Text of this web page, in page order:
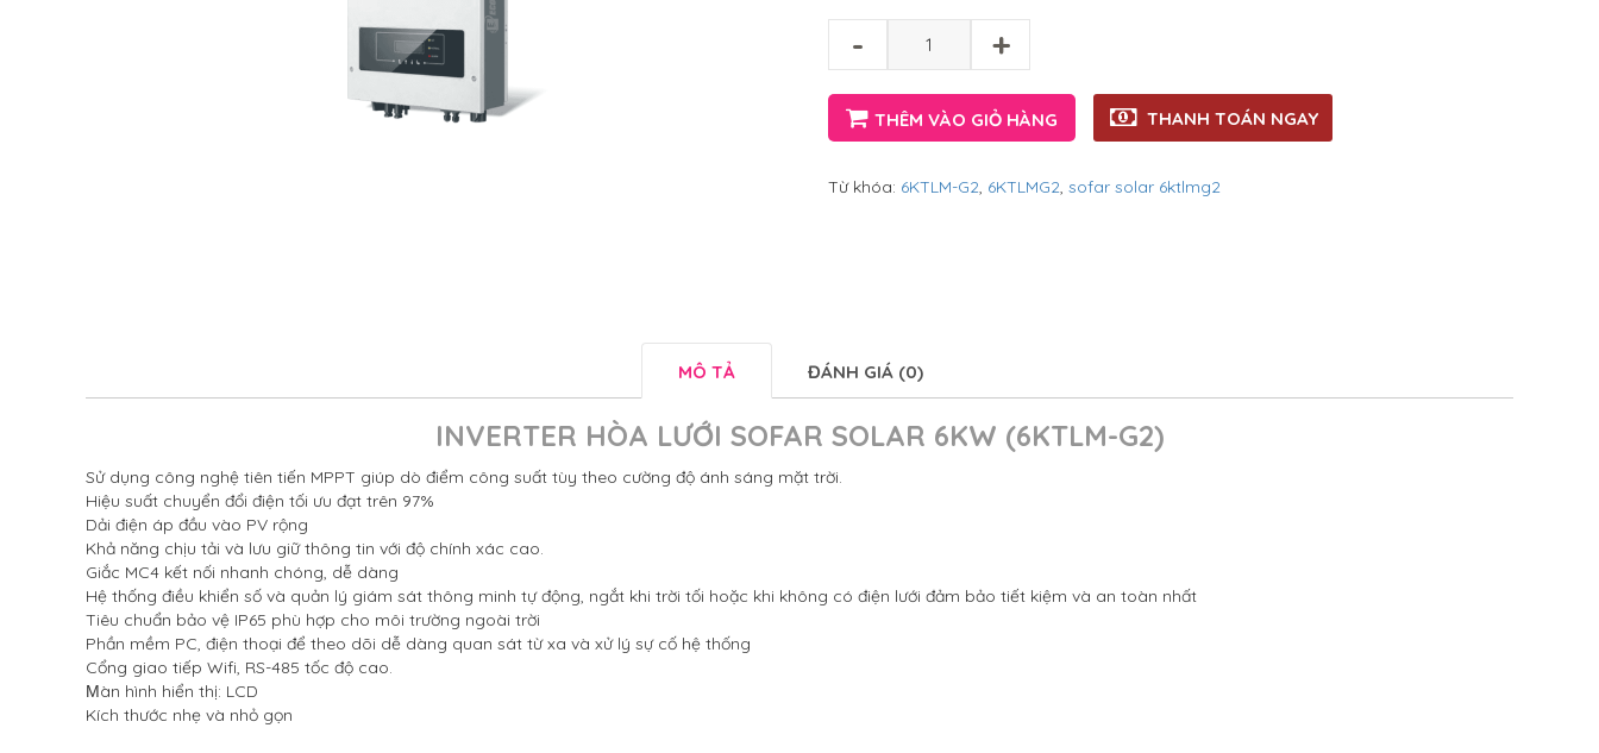
- +
THÊM VÀO GIỎ HÀNG THANH TOÁN NGAY
Từ khóa: 6KTLM-G2, 6KTLMG2, sofar solar 6ktlmg2
MÔ TẢ ĐÁNH GIÁ (0)
INVERTER HÒA LƯỚI SOFAR SOLAR 6KW (6KTLM-G2)
Sử dụng công nghệ tiên tiến MPPT giúp dò điểm công suất tùy theo cường độ ánh sáng mặt trời.
Hiệu suất chuyển đổi điện tối ưu đạt trên 97%
Dải điện áp đầu vào PV rộng
Khả năng chịu tải và lưu giữ thông tin với độ chính xác cao.
Giắc MC4 kết nối nhanh chóng, dễ dàng
Hệ thống điều khiển số và quản lý giám sát thông minh tự động, ngắt khi trời tối hoặc khi không có điện lưới đảm bảo tiết kiệm và an toàn nhất
Tiêu chuẩn bảo vệ IP65 phù hợp cho môi trường ngoài trời
Phần mềm PC, điện thoại để theo dõi dễ dàng quan sát từ xa và xử lý sự cố hệ thống
Cổng giao tiếp Wifi, RS-485 tốc độ cao.
Màn hình hiển thị: LCD
Kích thước nhẹ và nhỏ gọn